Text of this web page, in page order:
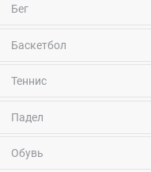
Бег
Баскетбол
Теннис
Падел
Обувь